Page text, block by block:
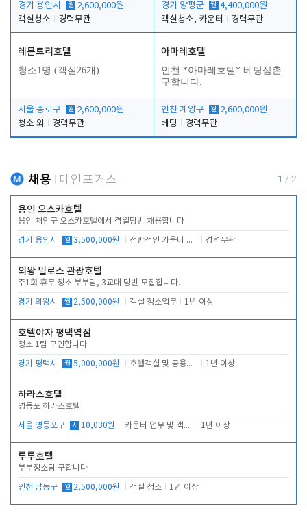
경기 용인시
월 2,600,000원
객실청소
경력무관
경기 양평군 월 4,400,000원
객실청소, 카운터
경력무관
레몬트리호텔
청소1명 (객실26개)
서울 종로구 월 2,600,000원
청소 외
경력무관
아마레호텔
인천 *아마레호텔* 베팅삼촌
구합니다.
인천 계양구 월 2,600,000원
베팅
경력무관
채용 메인포커스 1 / 2
용인 오스카호텔
용인 처인구 오스카호텔에서 격일당번 채용합니다
경기 용인시 월 3,500,000원 전반적인 카운터 업무 경력무관
의왕 밀로스 관광호텔
주1회 휴무 청소 부부팀, 3교대 당번 모집합니다.
경기 의왕시 월 2,500,000원 객실 청소업무 1년 이상
호텔야자 평택역점
청소 1팀 구인합니다
경기 평택시 월 5,000,000원 호텔객실 및 공용시설 청소 관리 1년 이상
하라스호텔
영등포 하라스호텔
서울 영등포구 시 10,030원 카운터 업무 및 객실관리(청소상태 확인, 객실판매) 1년 이상
루루호텔
부부청소팀 구합니다
인천 남동구 월 2,500,000원 객실 청소 1년 이상